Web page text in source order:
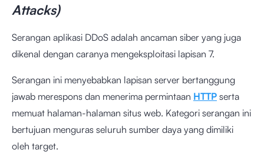
Attacks)
Serangan aplikasi DDoS adalah ancaman siber yang juga
dikenal dengan caranya mengeksploitasi lapisan 7.
Serangan ini menyebabkan lapisan server bertanggung
jawab merespons dan menerima permintaan HTTP serta
memuat halaman-halaman situs web. Kategori serangan ini
bertujuan menguras seluruh sumber daya yang dimiliki
oleh target.